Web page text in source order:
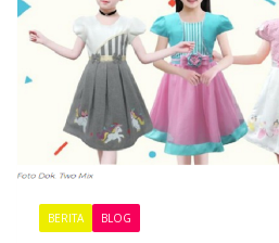
BERITA BLOG